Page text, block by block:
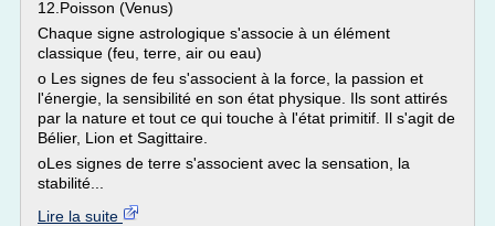
12.Poisson (Venus)
Chaque signe astrologique s'associe à un élément
classique (feu, terre, air ou eau)
o Les signes de feu s'associent à la force, la passion et
l'énergie, la sensibilité en son état physique. Ils sont attirés
par la nature et tout ce qui touche à l'état primitif. Il s'agit de
Bélier, Lion et Sagittaire.
oLes signes de terre s'associent avec la sensation, la
stabilité...
Lire la suite